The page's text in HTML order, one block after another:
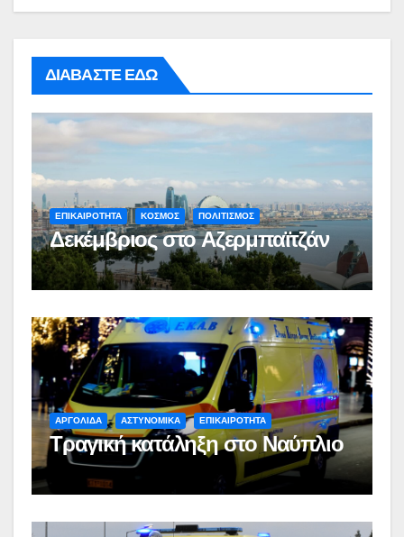
ΔΙΑΒΑΣΤΕ ΕΔΩ
ΕΠΙΚΑΙΡΟΤΗΤΑ ΚΟΣΜΟΣ ΠΟΛΙΤΙΣΜΟΣ
Δεκέμβριος στο Αζερμπαϊτζάν
ΑΡΓΟΛΙΔΑ ΑΣΤΥΝΟΜΙΚΑ ΕΠΙΚΑΙΡΟΤΗΤΑ
Τραγική κατάληξη στο Ναύπλιο